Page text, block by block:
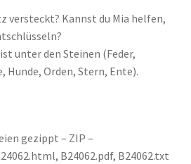
versteckt? Kannst du Mia helfen,
unter den Steinen (Feder,
Hunde, Orden, Stern, Ente).
gezippt – ZIP –
B24062.pdf, B24062.txt